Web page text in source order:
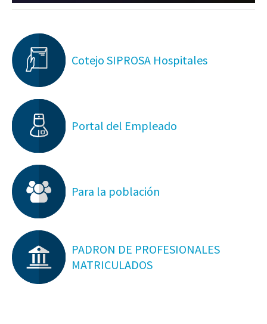
Cotejo SIPROSA Hospitales
Portal del Empleado
Para la población
PADRON DE PROFESIONALES
MATRICULADOS